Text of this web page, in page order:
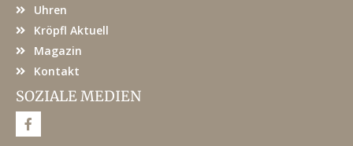
Uhren
Kröpfl Aktuell
Magazin
Kontakt
SOZIALE MEDIEN
F
a